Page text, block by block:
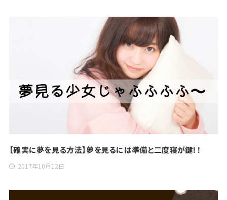
【確実に夢を見る方法】夢を見るには準備と二度寝が鍵！！
2017年10月12日